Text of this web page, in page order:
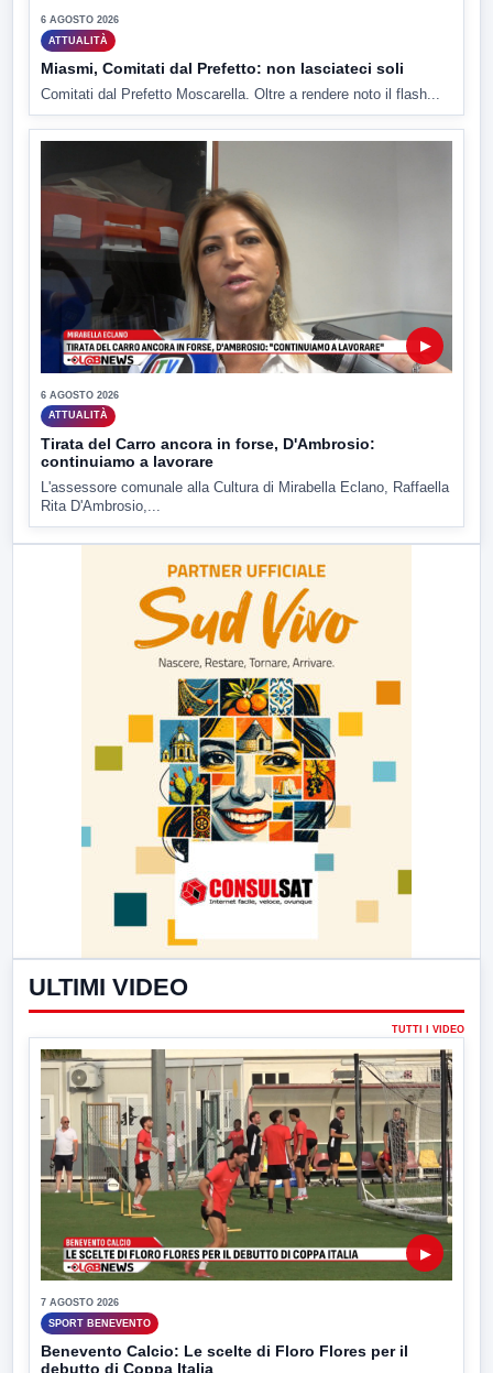
6 AGOSTO 2026
ATTUALITÀ
Miasmi, Comitati dal Prefetto: non lasciateci soli
Comitati dal Prefetto Moscarella. Oltre a rendere noto il flash...
▶
6 AGOSTO 2026
ATTUALITÀ
Tirata del Carro ancora in forse, D'Ambrosio:
continuiamo a lavorare
L'assessore comunale alla Cultura di Mirabella Eclano, Raffaella
Rita D'Ambrosio,...
ULTIMI VIDEO
TUTTI I VIDEO
▶
7 AGOSTO 2026
SPORT BENEVENTO
Benevento Calcio: Le scelte di Floro Flores per il
debutto di Coppa Italia